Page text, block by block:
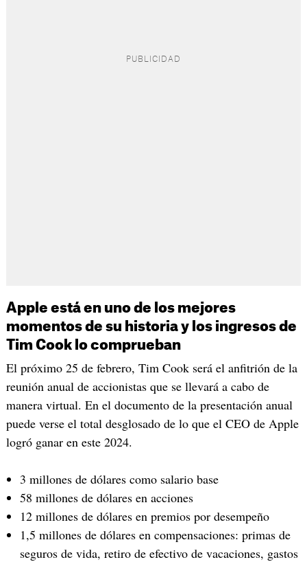
Apple está en uno de los mejores
momentos de su historia y los ingresos de
Tim Cook lo comprueban
El próximo 25 de febrero, Tim Cook será el anfitrión de la
reunión anual de accionistas que se llevará a cabo de
manera virtual. En el documento de la presentación anual
puede verse el total desglosado de lo que el CEO de Apple
logró ganar en este 2024.
3 millones de dólares como salario base
58 millones de dólares en acciones
12 millones de dólares en premios por desempeño
1,5 millones de dólares en compensaciones: primas de
seguros de vida, retiro de efectivo de vacaciones, gastos